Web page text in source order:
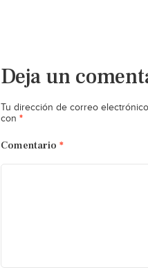
Deja un
Tu dirección de correo
con *
Comentario *